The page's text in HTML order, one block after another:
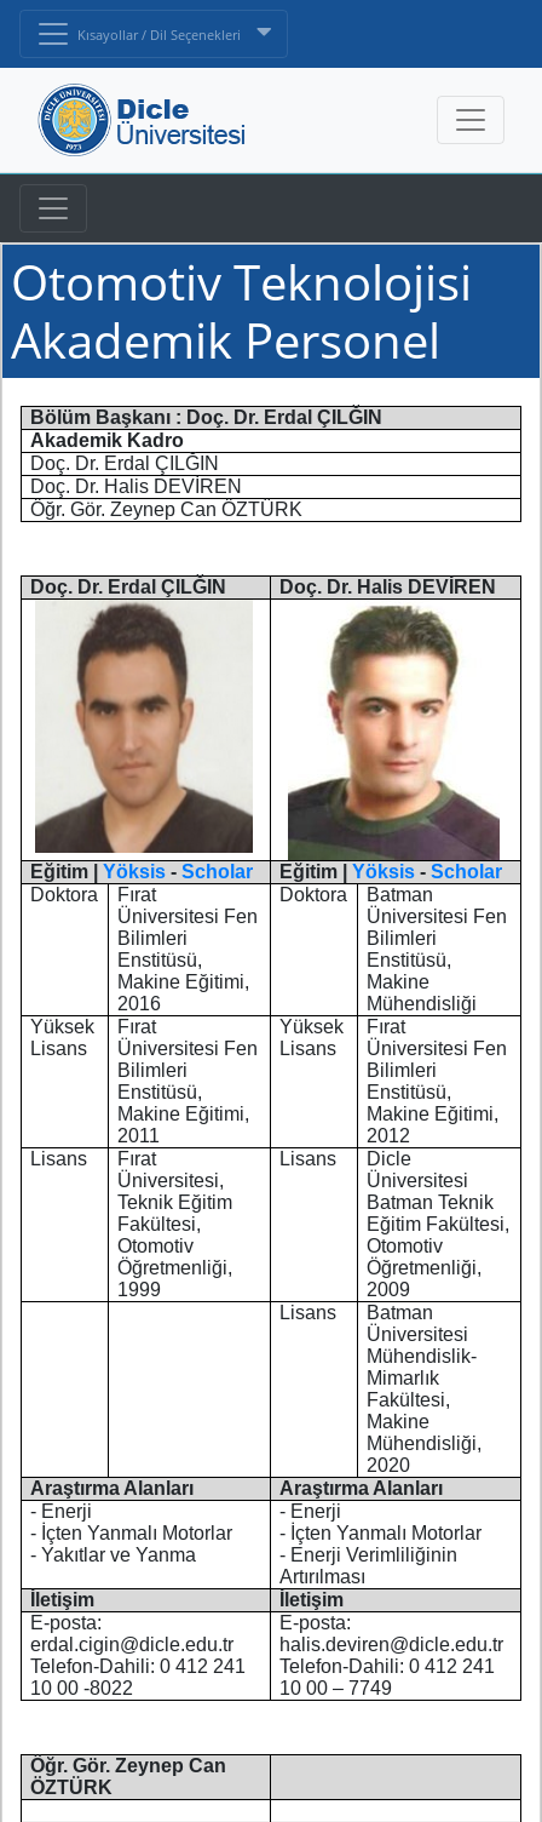
Kısayollar / Dil Seçenekleri
Otomotiv Teknolojisi
Akademik Personel
Bölüm Başkanı : Doç. Dr. Erdal ÇILĞIN
Akademik Kadro
Doç. Dr. Erdal ÇILĞIN
Doç. Dr. Halis DEVİREN
Öğr. Gör. Zeynep Can ÖZTÜRK
Doç. Dr. Erdal ÇILĞIN Doç. Dr. Halis DEVİREN
Eğitim |Yöksis -Scholar Eğitim |Yöksis -Scholar
Doktora
Fırat
Üniversitesi Fen
Bilimleri
Enstitüsü,
Makine Eğitimi,
2016
Doktora
Batman
Üniversitesi Fen
Bilimleri
Enstitüsü,
Makine
Mühendisliği
Yüksek
Lisans
Fırat
Üniversitesi Fen
Bilimleri
Enstitüsü,
Makine Eğitimi,
2011
Yüksek
Lisans
Fırat
Üniversitesi Fen
Bilimleri
Enstitüsü,
Makine Eğitimi,
2012
Lisans
Fırat
Üniversitesi,
Teknik Eğitim
Fakültesi,
Otomotiv
Öğretmenliği,
1999
Lisans
Dicle
Üniversitesi
Batman Teknik
Eğitim Fakültesi,
Otomotiv
Öğretmenliği,
2009
Lisans
Batman
Üniversitesi
Mühendislik-
Mimarlık
Fakültesi,
Makine
Mühendisliği,
2020
Araştırma Alanları
Araştırma Alanları
- Enerji
- İçten Yanmalı Motorlar
- Yakıtlar ve Yanma
- Enerji
- İçten Yanmalı Motorlar
- Enerji Verimliliğinin
Artırılması
İletişim
İletişim
E-posta:
erdal.cigin@dicle.edu.tr
Telefon-Dahili: 0 412 241
10 00 -8022
E-posta:
halis.deviren@dicle.edu.tr
Telefon-Dahili: 0 412 241
10 00 – 7749
Öğr. Gör. Zeynep Can
ÖZTÜRK